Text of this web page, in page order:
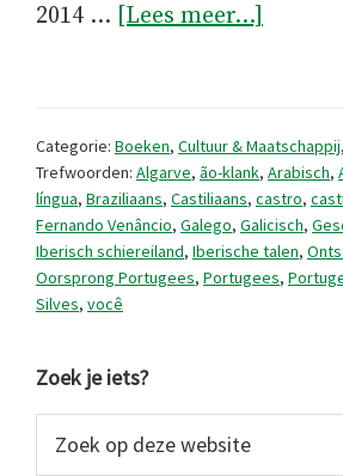
2014 … [Lees meer...]
Het
verhaal
van
Categorie: Boeken, Cultuur & Maatschappij,
Trefwoorden: Algarve, ão-klank, Arabisch,
língua, Braziliaans, Castiliaans, castro,
Fernando Venâncio, Galego, Galicisch,
Iberisch schiereiland, Iberische talen,
Oorsprong Portugees, Portugees,
Silves, você
Primaire
Sidebar
Zoek je iets?
op